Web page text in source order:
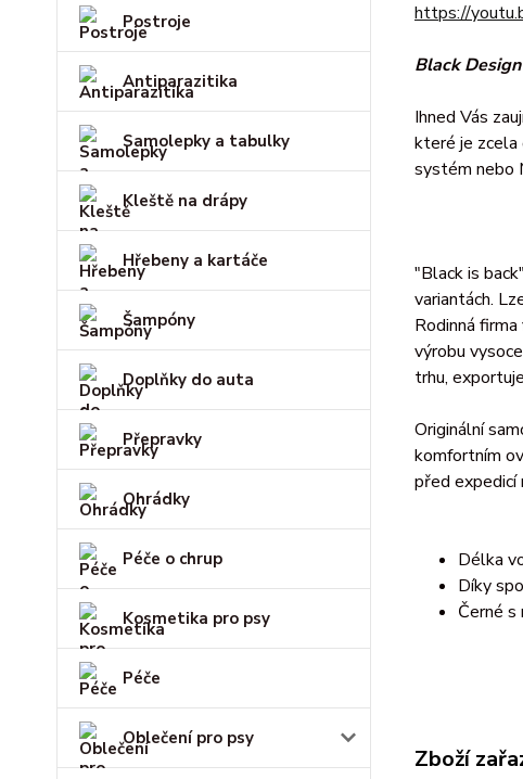
Postroje
Antiparazitika
Samolepky a tabulky
Kleště na drápy
Hřebeny a kartáče
Šampóny
Doplňky do auta
Přepravky
Ohrádky
Péče o chrup
Kosmetika pro psy
Péče
Oblečení pro psy
https://
Black Design
Ihned Vás
které je
systém nebo
"Black is
variantách.
Rodinná
výrobu
trhu,
Originální
komfortním
před expedicí
Délka
Díky
Černé
Zboží